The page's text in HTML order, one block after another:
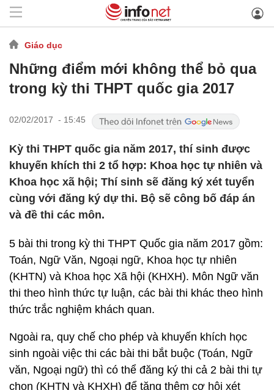
Giáo dục
Những điểm mới không thể bỏ qua
trong kỳ thi THPT quốc gia 2017
02/02/2017 - 15:45
Kỳ thi THPT quốc gia năm 2017, thí sinh được
khuyến khích thi 2 tổ hợp: Khoa học tự nhiên và
Khoa học xã hội; Thí sinh sẽ đăng ký xét tuyển
cùng với đăng ký dự thi. Bộ sẽ công bố đáp án
và đề thi các môn.
5 bài thi trong kỳ thi THPT Quốc gia năm 2017 gồm:
Toán, Ngữ Văn, Ngoại ngữ, Khoa học tự nhiên
(KHTN) và Khoa học Xã hội (KHXH). Môn Ngữ văn
thi theo hình thức tự luận, các bài thi khác theo hình
thức trắc nghiệm khách quan.
Ngoài ra, quy chế cho phép và khuyến khích học
sinh ngoài việc thi các bài thi bắt buộc (Toán, Ngữ
văn, Ngoại ngữ) thì có thể đăng ký thi cả 2 bài thi tự
chọn (KHTN và KHXH) để tăng thêm cơ hội xét